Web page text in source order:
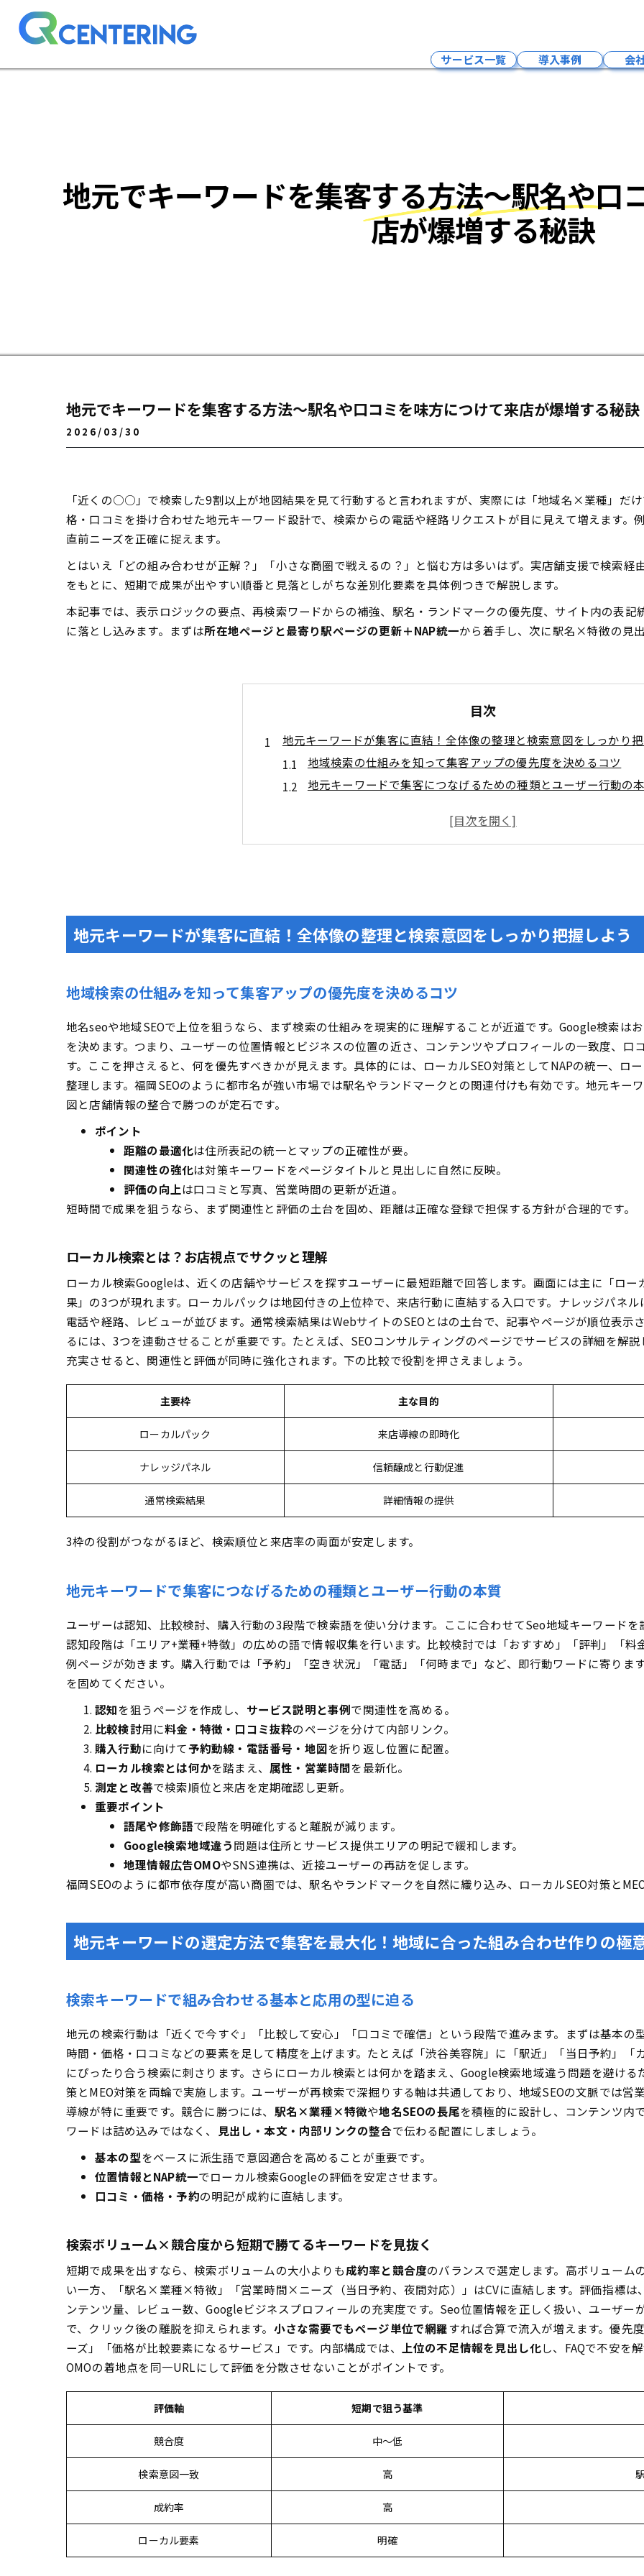
サービス一覧
LLMO×MEO対策
LLMO×HP制作
予約システム
導入事例 会
地元でキーワードを集客する方法〜駅名や口
店が爆増する秘訣
地元でキーワードを集客する方法〜駅名や口コミを味方につけて来店が爆増する秘訣
2026/03/30
「近くの○○」で検索した9割以上が地図結果を見て行動すると言われますが、実際には「地域名×業種」だ
格・口コミを掛け合わせた地元キーワード設計で、検索からの電話や経路リクエストが目に見えて増えます。
直前ニーズを正確に捉えます。
とはいえ「どの組み合わせが正解？」「小さな商圏で戦えるの？」と悩む方は多いはず。実店舗支援で検索
をもとに、短期で成果が出やすい順番と見落としがちな差別化要素を具体例つきで解説します。
本記事では、表示ロジックの要点、再検索ワードからの補強、駅名・ランドマークの優先度、サイト内の表
に落とし込みます。まずは所在地ページと最寄り駅ページの更新＋NAP統一から着手し、次に駅名×特徴の見
目次
地元キーワードが集客に直結！全体像の整理と検索意図をしっかり
地域検索の仕組みを知って集客アップの優先度を決めるコツ
地元キーワードで集客につなげるための種類とユーザー行動の
検索キーワードで組み合わせる基本と応用の型に迫る
自社サイトで地元に特化したコンテンツ制作と爆速内部対策
ページ構成×内部リンクで地元の専門性を丸ごと伝えよう
情報詳細・カテゴリ・営業時間登録でGoogle検索に最適化
違反リスクガード！口コミ運用に欠かせない管理ルール
ローカルリンクビルディング×地域コミュニティ活用で圧倒的な認
地域密着の記事制作・寄稿・取材獲得の一連ステップ
タイトル＆内部リンク改善で短期間に成果を引き出す
地域特化ビジネスの集客成功例と誰でも使える施策テンプレート
美容・飲食・治療院で実際に使われた共通パターンを再現しよう
絶対避けたい失敗例とやりがちなNG集
よくある質問×比較で地元キーワード集客にまつわる疑問をまとめて
成果が出るまでの期間・出現率・キーワード文字数のコツ
集客増を加速するためのまとめとすぐできる3つのアクション
まずは所在地・最寄り駅ページ更新とNAP統一で基盤を固めよう
口コミリクエストやアクセス動線強化も同時スタート
地元キーワードが集客に直結！全体像の整理と検索意図をしっかり把握しよう
地域検索の仕組みを知って集客アップの優先度を決めるコツ
地名seoや地域SEOで上位を狙うなら、まず検索の仕組みを現実的に理解することが近道です。Google検索は
を決めます。つまり、ユーザーの位置情報とビジネスの位置の近さ、コンテンツやプロフィールの一致度、口
す。ここを押さえると、何を優先すべきかが見えます。具体的には、ローカルSEO対策としてNAPの統一、ロ
整理します。福岡SEOのように都市名が強い市場では駅名やランドマークとの関連付けも有効です。地元キー
図と店舗情報の整合で勝つのが定石です。
ポイント
距離の最適化は住所表記の統一とマップの正確性が要。
関連性の強化は対策キーワードをページタイトルと見出しに自然に反映。
評価の向上は口コミと写真、営業時間の更新が近道。
短時間で成果を狙うなら、まず関連性と評価の土台を固め、距離は正確な登録で担保する方針が合理的です。
ローカル検索とは？お店視点でサクッと理解
ローカル検索Googleは、近くの店舗やサービスを探すユーザーに最短距離で回答します。画面には主に「ロ
果」の3つが現れます。ローカルパックは地図付きの上位枠で、来店行動に直結する入口です。ナレッジパネル
電話や経路、レビューが並びます。通常検索結果はWebサイトのSEOとはの土台で、記事やページが順位表示
るには、3つを連動させることが重要です。たとえば、SEOコンサルティングのページでサービスの詳細を解
充実させると、関連性と評価が同時に強化されます。下の比較で役割を押さえましょう。
主要枠 主な目的
ローカルパック 来店導線の即時化
ナレッジパネル 信頼醸成と行動促進
通常検索結果 詳細情報の提供
3枠の役割がつながるほど、検索順位と来店率の両面が安定します。
地元キーワードで集客につなげるための種類とユーザー行動の本質
ユーザーは認知、比較検討、購入行動の3段階で検索語を使い分けます。ここに合わせてSeo地域キーワードを
認知段階は「エリア+業種+特徴」の広めの語で情報収集を行います。比較検討では「おすすめ」「評判」「
例ページが効きます。購入行動では「予約」「空き状況」「電話」「何時まで」など、即行動ワードに寄りま
を固めてください。
認知を狙うページを作成し、 サービス説明と事例で関連性を高める。
比較検討用に料金・特徴・口コミ抜粋のページを分けて内部リンク。
購入行動に向けて予約動線・電話番号・地図を折り返し位置に配置。
ローカル検索とは何かを踏まえ、 属性・営業時間を最新化。
測定と改善で検索順位と来店を定期確認し更新。
重要ポイント
語尾や修飾語で段階を明確化すると離脱が減ります。
Google検索地域違う問題は住所とサービス提供エリアの明記で緩和します。
地理情報広告OMOやSNS連携は、近接ユーザーの再訪を促します。
福岡SEOのように都市依存度が高い商圏では、駅名やランドマークを自然に織り込み、ローカルSEO対策と
地元キーワードの選定方法で集客を最大化！地域に合った組み合わせ作りの極
検索キーワードで組み合わせる基本と応用の型に迫る
地元の検索行動は「近くで今すぐ」「比較して安心」「口コミで確信」という段階で進みます。まずは基本
時間・価格・口コミなどの要素を足して精度を上げます。たとえば「渋谷美容院」に「駅近」「当日予約」「
にぴったり合う検索に刺さります。さらにローカル検索とは何かを踏まえ、Google検索地域違う問題を避け
策とMEO対策を両輪で実施します。ユーザーが再検索で深掘りする軸は共通しており、地域SEOの文脈では
導線が特に重要です。競合に勝つには、 駅名×業種×特徴や地名SEOの長尾を積極的に設計し、コンテンツ内
ワードは詰め込みではなく、
見出し・本文・内部リンクの整合で伝わる配置にしましょう。
基本の型をベースに派生語で意図適合を高めることが重要です。
位置情報とNAP統一でローカル検索Googleの評価を安定させます。
口コミ・価格・予約の明記が成約に直結します。
検索ボリューム×競合度から短期で勝てるキーワードを見抜く
短期で成果を出すなら、検索ボリュームの大小よりも成約率と競合度のバランスで選定します。高ボリュー
い一方、「駅名×業種×特徴」「営業時間×ニーズ（当日予約、夜間対応）」はCVに直結します。評価指標は
ンテンツ量、レビュー数、Googleビジネスプロフィールの充実度です。Seo位置情報を正しく扱い、ユーザー
で、クリック後の離脱を抑えられます。 小さな需要でもページ単位で網羅すれば合算で流入が増えます。優先
ーズ」「価格が比較要素になるサービス」です。内部構成では、
上位の不足情報を見出し化し、FAQで不安を
OMOの着地点を同一URLにして評価を分散させないことがポイントです。
評価軸 短期で狙う基準
競合度 中〜低
検索意図一致 高
成約率 高
ローカル要素 明確